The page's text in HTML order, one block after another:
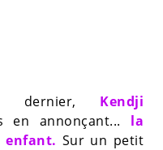
dernier, Kendji
en annonçant... la
enfant. Sur un petit